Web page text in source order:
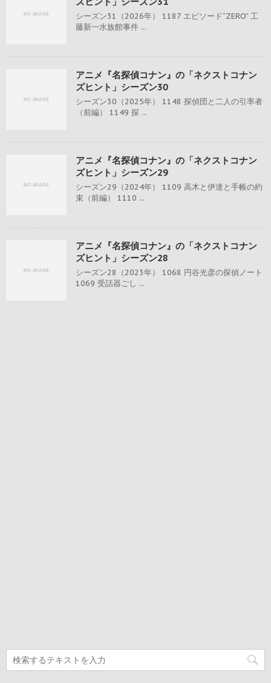
シーズン31（2026年） 1187 エピソード“ZERO” 工
藤新一水族館事件 ...
アニメ『名探偵コナン』の「ネクストコナン
ズヒント」シーズン30
シーズン30（2025年） 1148 探偵団と二人の引率者
（前編） 1149 探 ...
アニメ『名探偵コナン』の「ネクストコナン
ズヒント」シーズン29
シーズン29（2024年） 1109 高木と伊達と手帳の約
束（前編） 1110 ...
アニメ『名探偵コナン』の「ネクストコナン
ズヒント」シーズン28
シーズン28（2023年） 1068 円谷光彦の探偵ノート
1069 受話器ごし ...